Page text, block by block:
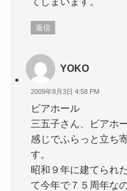
返信
YOKO
2009年8月3日 4:58 PM
ビアホール
三五子さん、ビアホ
感じでふらっと立ち
す。
昭和９年に建てられ
て今年で７５周年な